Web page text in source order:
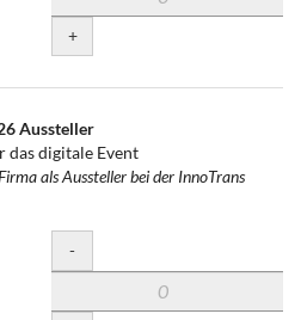
+
Aussteller
das digitale Event
als Aussteller bei der InnoTrans
Menge
-